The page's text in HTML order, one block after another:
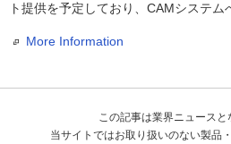
ト提供を予定しており、CAMシステム
More Information
この記事は業界ニュースと
当サイトではお取り扱いのない製品